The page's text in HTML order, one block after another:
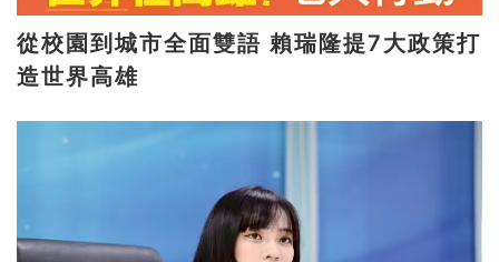
從校園到城市全面雙語 賴瑞隆提7大政策打
造世界高雄